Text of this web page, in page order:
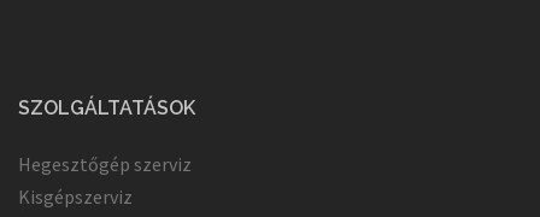
SZOLGÁLTATÁSOK
Hegesztőgép szerviz
Kisgépszerviz